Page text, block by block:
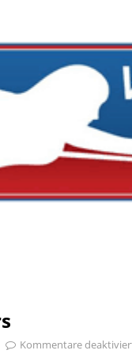
Kommentare